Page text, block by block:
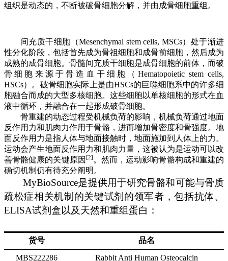
组织是动态的，不断被破骨细胞分解，并由成骨细胞重组。
间充质干细胞（Mesenchymal stem cells, MSCs）处于渐进
性分化阶段，包括首先成为骨祖细胞和成骨前细胞，然后成为
成熟的成骨细胞。骨髓间充质干细胞是成骨细胞的前体 ，而破
骨细胞来源于骨造血干细胞（ Hematopoietic stem cells,
HSCs）。破骨细胞实际上是由HSCs的巨噬细胞系中的许多细
胞融合而成的大型多核细胞。这些细胞以单核细胞的形式在血
液中循环，并融合在一起形成破骨细胞。
骨重建的动态过程受机械负荷的影响，机械负荷通过地面
反作用力和肌肉力作用于骨骼，进而增加骨密度和骨强度。地
面反作用力是指人 体与地面接触时，地面施加到人 体 上的力。
运动会产生地面反作用力和肌肉力量，这被认为是运动可以改
善骨骼健康的关键原因 [2] 。 然而，运动影响骨骼构成和重建的
确切机制仍有待充分阐明。
MyBioSource是提供用于研究骨骼和可能与骨质
疏松症相关机制的关键试剂的领军者，包括抗体、
ELISA试剂盒以及天然和重组蛋白：
货号
品名
MBS222286
Rabbit Anti Human Osteocalcin